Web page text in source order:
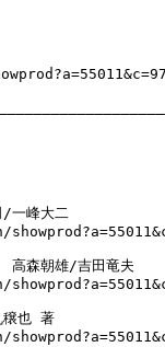
/一峰大二
高森朝雄/吉田竜夫
穣也 著